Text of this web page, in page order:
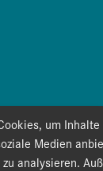
um
Medien
analysieren.